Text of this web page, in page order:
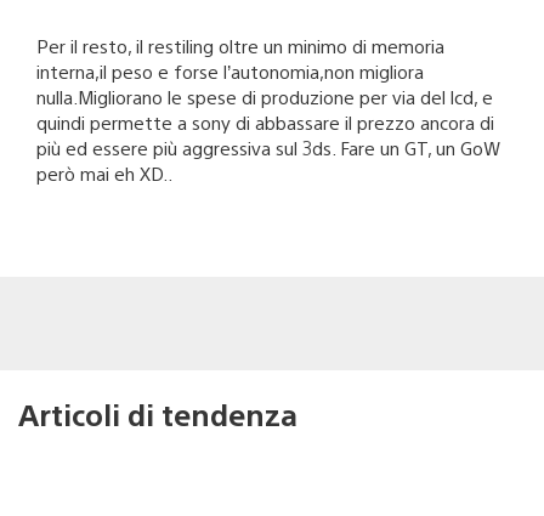
Per il resto, il restiling oltre un minimo di memoria
interna,il peso e forse l’autonomia,non migliora
nulla.Migliorano le spese di produzione per via del lcd, e
quindi permette a sony di abbassare il prezzo ancora di
più ed essere più aggressiva sul 3ds. Fare un GT, un GoW
però mai eh XD..
Articoli di tendenza